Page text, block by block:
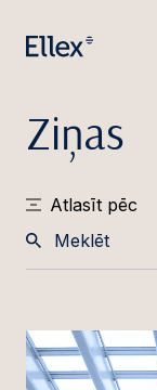
Ziņas
Atlasīt pēc